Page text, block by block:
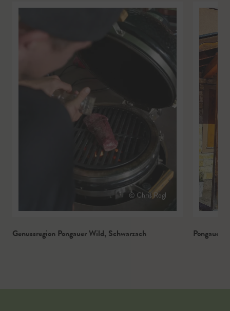
© Chris Rogl
Genussregion Pongauer Wild, Schwarzach Pongauer